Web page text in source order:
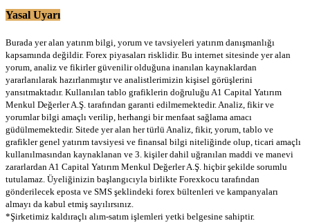
Yasal Uyarı
Burada yer alan yatırım bilgi, yorum ve tavsiyeleri yatırım danışmanlığı
kapsamında değildir. Forex piyasaları risklidir. Bu internet sitesinde yer alan
yorum, analiz ve fikirler güvenilir olduğuna inanılan kaynaklardan
yararlanılarak hazırlanmıştır ve analistlerimizin kişisel görüşlerini
yansıtmaktadır. Kullanılan tablo grafiklerin doğruluğu A1 Capital Yatırım
Menkul Değerler A.Ş. tarafından garanti edilmemektedir. Analiz, fikir ve
yorumlar bilgi amaçlı verilip, herhangi bir menfaat sağlama amacı
güdülmemektedir. Sitede yer alan her türlü Analiz, fikir, yorum, tablo ve
grafikler genel yatırım tavsiyesi ve finansal bilgi niteliğinde olup, ticari amaçlı
kullanılmasından kaynaklanan ve 3. kişiler dahil uğranılan maddi ve manevi
zararlardan A1 Capital Yatırım Menkul Değerler A.Ş. hiçbir şekilde sorumlu
tutulamaz. Üyeliğinizin başlangıcıyla birlikte Forexkocu tarafından
gönderilecek eposta ve SMS şeklindeki forex bültenleri ve kampanyaları
almayı da kabul etmiş sayılırsınız.
*Şirketimiz kaldıraçlı alım-satım işlemleri yetki belgesine sahiptir.